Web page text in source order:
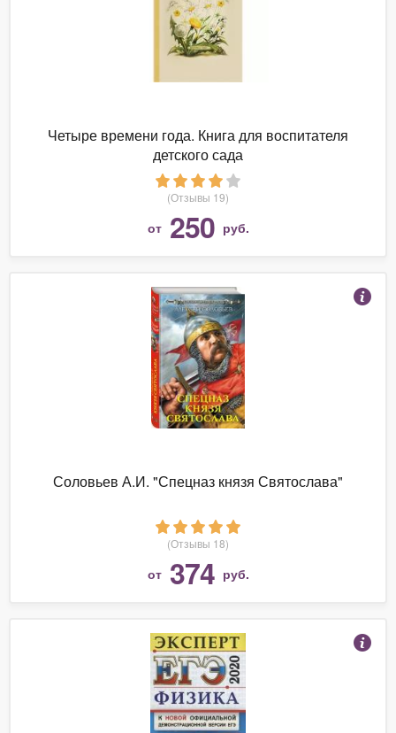
Четыре времени года. Книга для воспитателя
детского сада
(Отзывы 19)
от 250 руб.
Соловьев А.И. "Спецназ князя Святослава"
(Отзывы 18)
от 374 руб.